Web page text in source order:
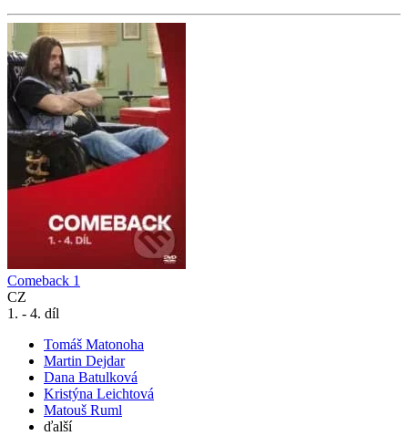
Comeback 1
CZ
1. - 4. díl
Tomáš Matonoha
Martin Dejdar
Dana Batulková
Kristýna Leichtová
Matouš Ruml
ďalší